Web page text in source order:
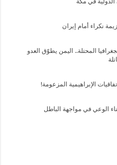
نكراء أمام إيران
المحتلة.. اليمن يطوّق العدو
الإبراهيمية المزعومة!
الوعي في مواجهة الباطل